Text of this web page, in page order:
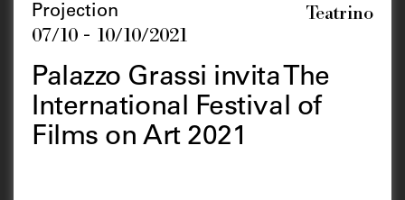
Projection
07/10 - 10/10/2021
Teatrino
Palazzo Grassi invita The
International Festival of
Films on Art 2021